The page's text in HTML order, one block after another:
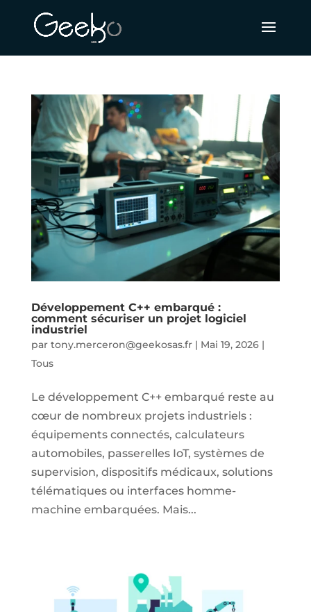
Développement C++ embarqué :
comment sécuriser un projet logiciel
industriel
par tony.merceron@geekosas.fr| Mai 19, 2026|
Tous
Le développement C++ embarqué reste au
cœur de nombreux projets industriels :
équipements connectés, calculateurs
automobiles, passerelles IoT, systèmes de
supervision, dispositifs médicaux, solutions
télématiques ou interfaces homme-
machine embarquées. Mais...